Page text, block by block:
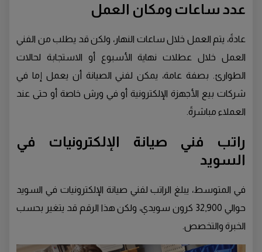
عدد ساعات ومكان العمل
عادةً، يتم العمل خلال ساعات النهار، ولكن قد يطلب من الفني
العمل خلال عطلات نهاية الأسبوع أو الاستجابة لحالات
الطوارئ. بصفة عامة، يمكن لفني الصيانة أن يعمل إما في
شركات بيع الأجهزة الإلكترونية أو في ورش خاصة أو حتى عند
العملاء مباشرةً.
راتب فني صيانة الإلكترونيات في
السويد
في المتوسط، يبلغ الراتب لفني صيانة الإلكترونيات في السويد
حوالي 32,900 كرون سويدي، ولكن هذا الرقم قد يتغير بحسب
الخبرة والتخصص.